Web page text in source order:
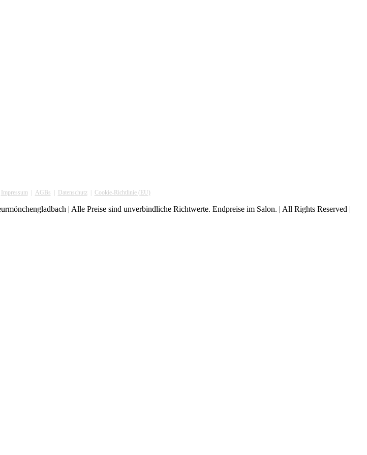
Impressum AGBs Datenschutz Cookie-Richtlinie (EU)
| Alle Preise sind unverbindliche Richtwerte. Endpreise im Salon. | All Rights Reserved |